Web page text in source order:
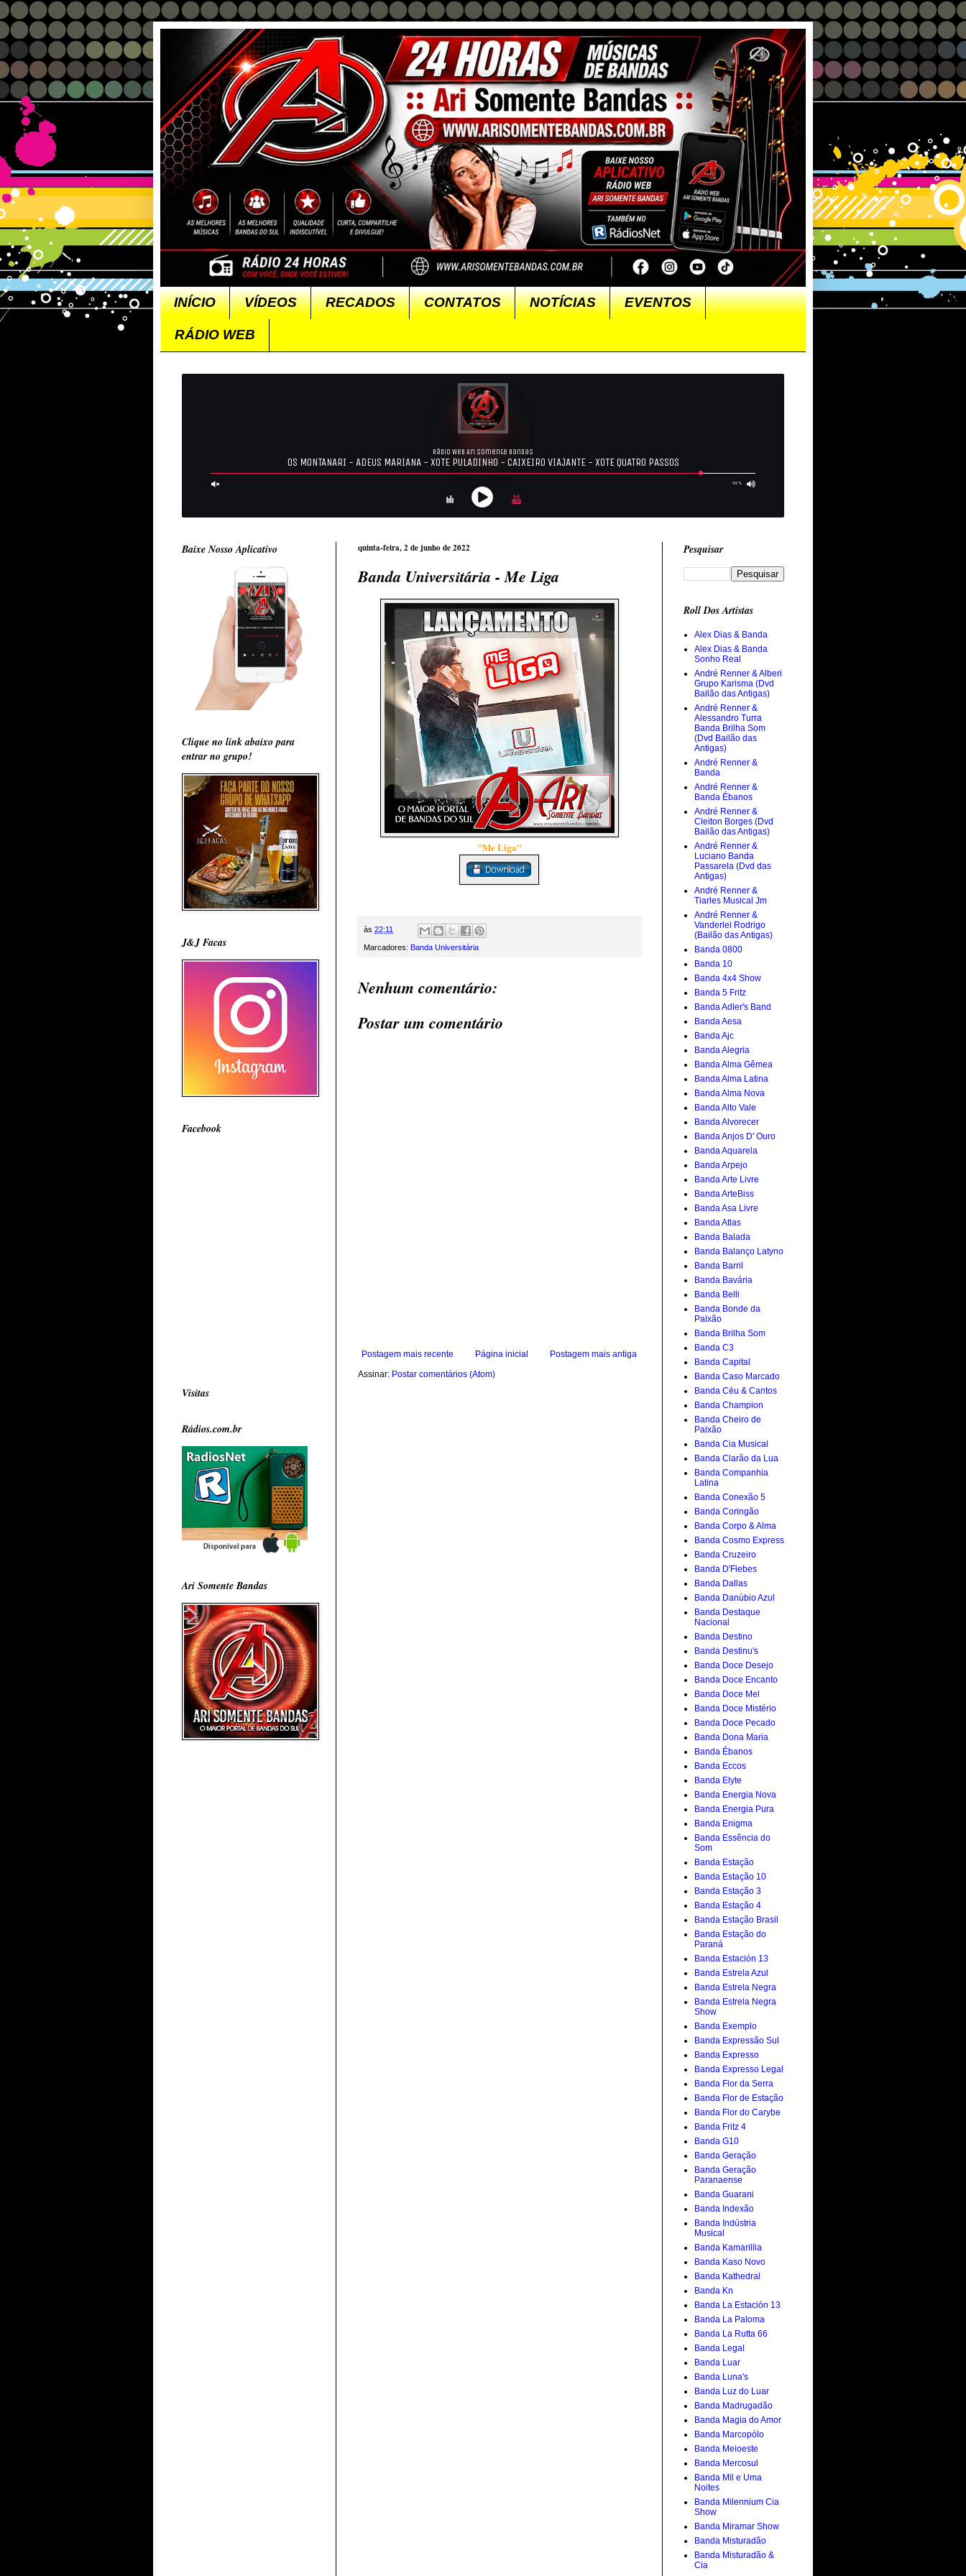
INÍCIO VÍDEOS RECADOS CONTATOS NOTÍCIAS EVENTOS
RÁDIO WEB
quinta-feira, 2 de junho de 2022
Banda Universitária - Me Liga
"Me Liga"
às 22:11
Marcadores: Banda Universitária
Nenhum comentário:
Postar um comentário
Postagem mais recente Postagem mais antiga
Página inicial
Assinar: Postar comentários (Atom)
Baixe Nosso Aplicativo
Clique no link abaixo para
entrar no grupo!
J&J Facas
Facebook
Visitas
Rádios.com.br
Ari Somente Bandas
Pesquisar
Roll Dos Artistas
Alex Dias & Banda
Alex Dias & Banda
Sonho Real
André Renner & Alberi
Grupo Karisma (Dvd
Bailão das Antigas)
André Renner &
Alessandro Turra
Banda Brilha Som
(Dvd Bailão das
Antigas)
André Renner &
Banda
André Renner &
Banda Ébanos
André Renner &
Cleiton Borges (Dvd
Bailão das Antigas)
André Renner &
Luciano Banda
Passarela (Dvd das
Antigas)
André Renner &
Tiarles Musical Jm
André Renner &
Vanderlei Rodrigo
(Bailão das Antigas)
Banda 0800
Banda 10
Banda 4x4 Show
Banda 5 Fritz
Banda Adler's Band
Banda Aesa
Banda Ajc
Banda Alegria
Banda Alma Gêmea
Banda Alma Latina
Banda Alma Nova
Banda Alto Vale
Banda Alvorecer
Banda Anjos D' Ouro
Banda Aquarela
Banda Arpejo
Banda Arte Livre
Banda ArteBiss
Banda Asa Livre
Banda Atlas
Banda Balada
Banda Balanço Latyno
Banda Barril
Banda Bavária
Banda Belli
Banda Bonde da
Paixão
Banda Brilha Som
Banda C3
Banda Capital
Banda Caso Marcado
Banda Céu & Cantos
Banda Champion
Banda Cheiro de
Paixão
Banda Cia Musical
Banda Clarão da Lua
Banda Companhia
Latina
Banda Conexão 5
Banda Coringão
Banda Corpo & Alma
Banda Cosmo Express
Banda Cruzeiro
Banda D'Fiebes
Banda Dallas
Banda Danúbio Azul
Banda Destaque
Nacional
Banda Destino
Banda Destinu's
Banda Doce Desejo
Banda Doce Encanto
Banda Doce Mel
Banda Doce Mistério
Banda Doce Pecado
Banda Dona Maria
Banda Ébanos
Banda Eccos
Banda Elyte
Banda Energia Nova
Banda Energia Pura
Banda Enigma
Banda Essência do
Som
Banda Estação
Banda Estação 10
Banda Estação 3
Banda Estação 4
Banda Estação Brasil
Banda Estação do
Paraná
Banda Estación 13
Banda Estrela Azul
Banda Estrela Negra
Banda Estrela Negra
Show
Banda Exemplo
Banda Expressão Sul
Banda Expresso
Banda Expresso Legal
Banda Flor da Serra
Banda Flor de Estação
Banda Flor do Carybe
Banda Fritz 4
Banda G10
Banda Geração
Banda Geração
Paranaense
Banda Guarani
Banda Indexão
Banda Indústria
Musical
Banda Kamarillia
Banda Kaso Novo
Banda Kathedral
Banda Kn
Banda La Estación 13
Banda La Paloma
Banda La Rutta 66
Banda Legal
Banda Luar
Banda Luna's
Banda Luz do Luar
Banda Madrugadão
Banda Magia do Amor
Banda Marcopólo
Banda Meioeste
Banda Mercosul
Banda Mil e Uma
Noites
Banda Milennium Cia
Show
Banda Miramar Show
Banda Misturadão
Banda Misturadão &
Cia